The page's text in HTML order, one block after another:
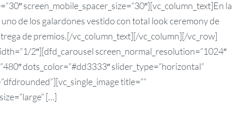
screen_mobile_spacer_size=”30″][vc_column_text]En la
de los galardones vestido con total look ceremony de
de premios.[/vc_column_text][/vc_column][/vc_row]
2″][dfd_carousel screen_normal_resolution=”1024″
dots_color=”#dd3333″ slider_type=”horizontal”
title=””
[…]